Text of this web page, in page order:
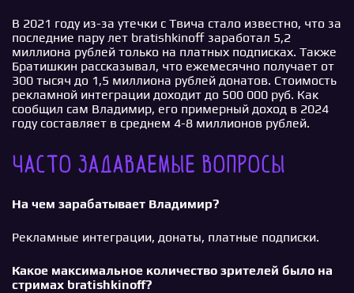
В 2021 году из-за утечки с Твича стало известно, что за
последние пару лет bratishkinoff заработал 5,2
миллиона рублей только на платных подписках. Также
Братишкин рассказывал, что ежемесячно получает от
300 тысяч до 1,5 миллиона рублей донатов. Стоимость
рекламной интеграции доходит до 500 000 руб. Как
сообщил сам Владимир, его примерный доход в 2024
году составляет в среднем 4-8 миллионов рублей.
Часто задаваемые вопросы
На чем зарабатывает Владимир?
Рекламные интеграции, донаты, платные подписки.
Какое максимальное количество зрителей было на
стримах bratishkinoff?